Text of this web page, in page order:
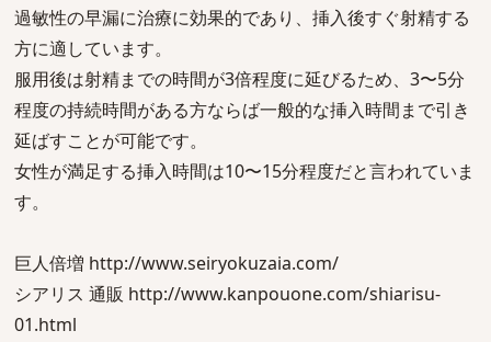
過敏性の早漏に治療に効果的であり、挿入後すぐ射精する
方に適しています。
服用後は射精までの時間が3倍程度に延びるため、3〜5分
程度の持続時間がある方ならば一般的な挿入時間まで引き
延ばすことが可能です。
女性が満足する挿入時間は10〜15分程度だと言われていま
す。
巨人倍増 http://www.seiryokuzaia.com/
シアリス 通販 http://www.kanpouone.com/shiarisu-
01.html